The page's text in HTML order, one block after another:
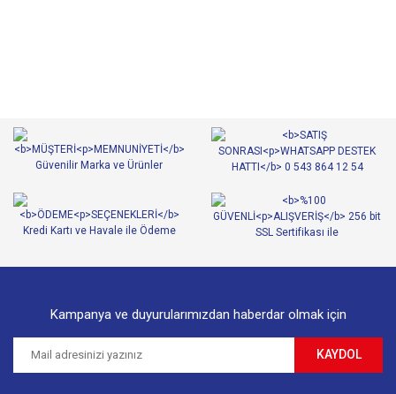
Ürün resmi kalitesiz, bozuk veya görüntülenemiyor.
Ürün açıklamasında eksik bilgiler bulunuyor.
Ürün bilgilerinde hatalar bulunuyor.
Ürün fiyatı diğer sitelerden daha pahalı.
Gönder
Kampanya ve duyurularımızdan haberdar olmak için
KAYDOL